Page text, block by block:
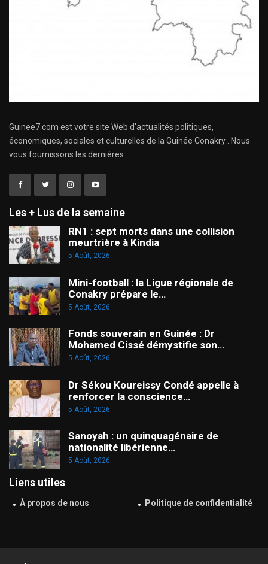
Guinee7.com est votre site Web d'actualités politiques,
économiques, sociales et culturelles de la Guinée Conakry . Nous
vous fournissons les dernières ...
Les + Lus de la semaine
RN1 : sept morts dans une collision
meurtrière à Kindia
5 Août, 2026
Mini-football : la Ligue régionale de
Conakry prépare le…
5 Août, 2026
Fonds souverain en Guinée : Dr
Mohamed Cissé démystifie son…
5 Août, 2026
Dr Sékou Koureissy Condé appelle à
renforcer la conscience…
5 Août, 2026
Sanoyah : un quinquagénaire de
nationalité libérienne…
5 Août, 2026
Liens utiles
À propos de nous Politique de confidentialité